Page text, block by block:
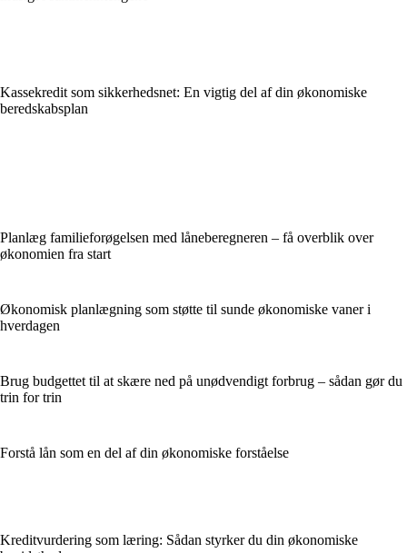
Kassekredit som sikkerhedsnet: En vigtig del af din økonomiske
beredskabsplan
Planlæg familieforøgelsen med låneberegneren – få overblik over
økonomien fra start
Økonomisk planlægning som støtte til sunde økonomiske vaner i
hverdagen
Brug budgettet til at skære ned på unødvendigt forbrug – sådan gør du
trin for trin
Forstå lån som en del af din økonomiske forståelse
Kreditvurdering som læring: Sådan styrker du din økonomiske